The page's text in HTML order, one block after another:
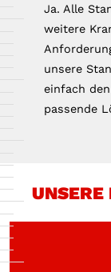
Ja. Alle
weitere
unsere
einfach
passende
UNSERE